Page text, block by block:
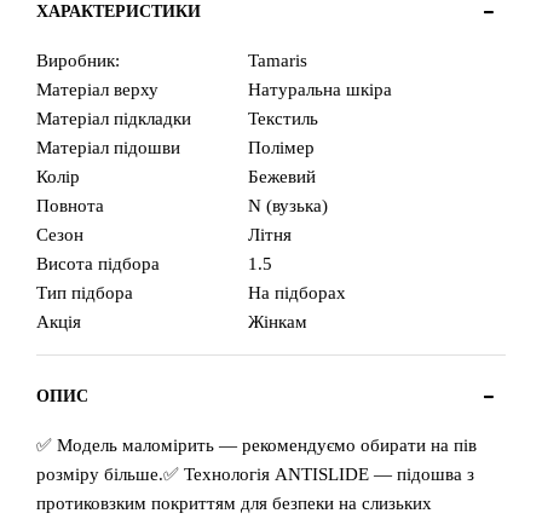
ХАРАКТЕРИСТИКИ
Виробник:
Tamaris
Матеріал верху
Натуральна шкіра
Матеріал підкладки
Текстиль
Матеріал підошви
Полімер
Колір
Бежевий
Повнота
N (вузька)
Сезон
Літня
Висота підбора
1.5
Тип підбора
На підборах
Акція
Жінкам
ОПИС
✅ Модель маломірить — рекомендуємо обирати на пів
розміру більше.✅ Технологія ANTISLIDE — підошва з
протиковзким покриттям для безпеки на слизьких